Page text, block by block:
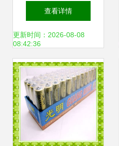
新零售让便利店更
加便利,一店顶十店
查看详情
更新时间：2026-08-08
08:42:36